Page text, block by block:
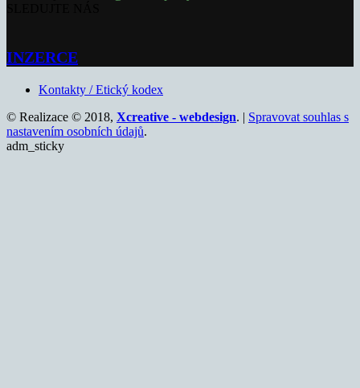
INZERCE
Kontakty / Etický kodex
© Realizace © 2018, Xcreative - webdesign. | Spravovat souhlas s
nastavením osobních údajů.
adm_sticky